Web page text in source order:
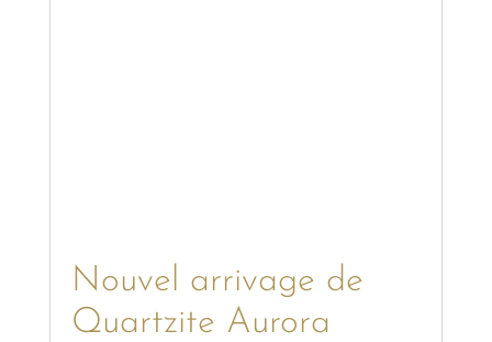
Nouvel arrivage de
Quartzite Aurora